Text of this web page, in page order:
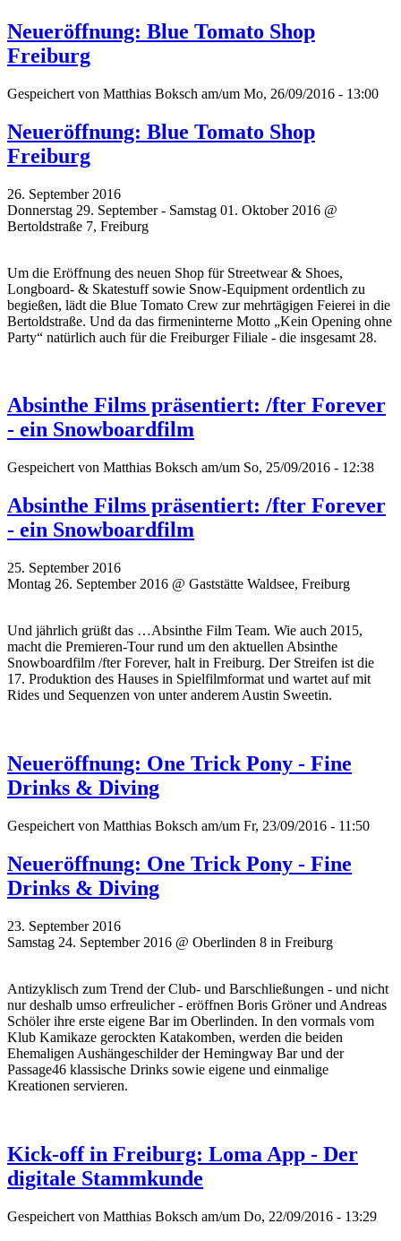
Neueröffnung: Blue Tomato Shop
Freiburg
Gespeichert von Matthias Boksch am/um Mo, 26/09/2016 - 13:00
Neueröffnung: Blue Tomato Shop
Freiburg
26. September 2016
Donnerstag 29. September - Samstag 01. Oktober 2016 @
Bertoldstraße 7, Freiburg
Um die Eröffnung des neuen Shop für Streetwear & Shoes,
Longboard- & Skatestuff sowie Snow-Equipment ordentlich zu
begießen, lädt die Blue Tomato Crew zur mehrtägigen Feierei in die
Bertoldstraße. Und da das firmeninterne Motto „Kein Opening ohne
Party“ natürlich auch für die Freiburger Filiale - die insgesamt 28.
Absinthe Films präsentiert: /fter Forever
- ein Snowboardfilm
Gespeichert von Matthias Boksch am/um So, 25/09/2016 - 12:38
Absinthe Films präsentiert: /fter Forever
- ein Snowboardfilm
25. September 2016
Montag 26. September 2016 @ Gaststätte Waldsee, Freiburg
Und jährlich grüßt das …Absinthe Film Team. Wie auch 2015,
macht die Premieren-Tour rund um den aktuellen Absinthe
Snowboardfilm /fter Forever, halt in Freiburg. Der Streifen ist die
17. Produktion des Hauses in Spielfilmformat und wartet auf mit
Rides und Sequenzen von unter anderem Austin Sweetin.
Neueröffnung: One Trick Pony - Fine
Drinks & Diving
Gespeichert von Matthias Boksch am/um Fr, 23/09/2016 - 11:50
Neueröffnung: One Trick Pony - Fine
Drinks & Diving
23. September 2016
Samstag 24. September 2016 @ Oberlinden 8 in Freiburg
Antizyklisch zum Trend der Club- und Barschließungen - und nicht
nur deshalb umso erfreulicher - eröffnen Boris Gröner und Andreas
Schöler ihre erste eigene Bar im Oberlinden. In den vormals vom
Klub Kamikaze gerockten Katakomben, werden die beiden
Ehemaligen Aushängeschilder der Hemingway Bar und der
Passage46 klassische Drinks sowie eigene und einmalige
Kreationen servieren.
Kick-off in Freiburg: Loma App - Der
digitale Stammkunde
Gespeichert von Matthias Boksch am/um Do, 22/09/2016 - 13:29